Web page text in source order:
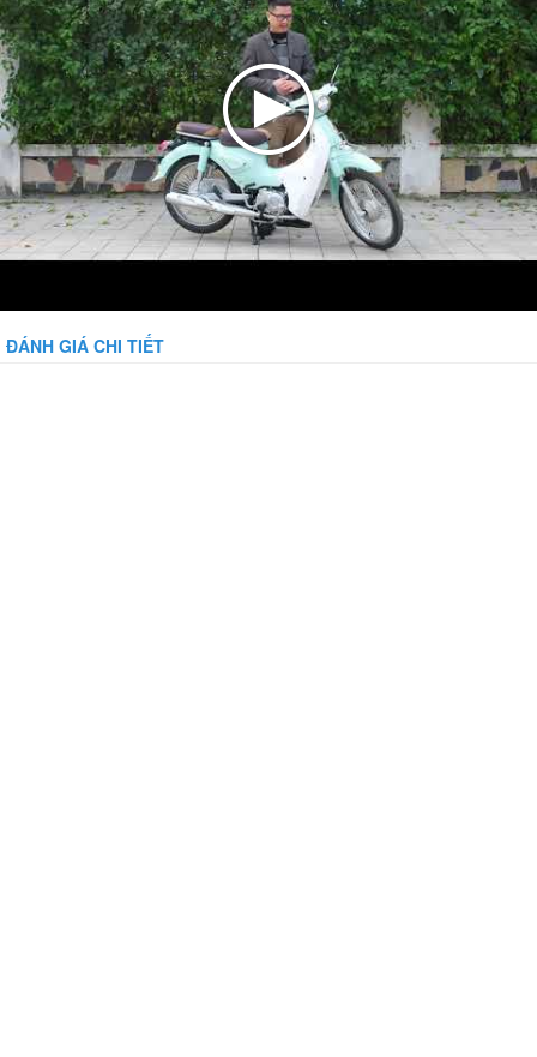
ĐÁNH GIÁ CHI TIẾT